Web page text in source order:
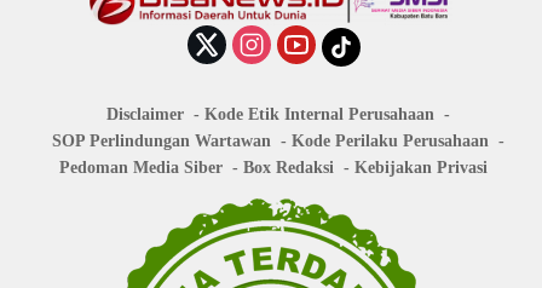
Disclaimer
Kode Etik Internal Perusahaan
SOP Perlindungan Wartawan
Kode Perilaku Perusahaan
Pedoman Media Siber
Box Redaksi Kebijakan Privasi